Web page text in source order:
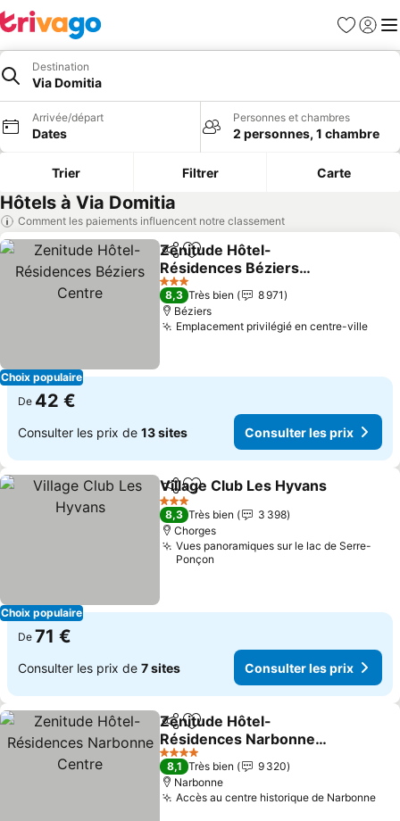
Favoris
Se
Destination
Via Domitia
Arrivée/départ
Dates
Personnes et chambres
2 personnes, 1 chambre
Trier Filtrer Carte
Hôtels à Via Domitia
Comment les paiements influencent notre classement
Choix populaire
PartagerAjouter à mes favoris
Zenitude Hôtel-
Résidences Béziers
Centre
Consulter les prix
3 Étoiles
8,3 Très bien
8 971
Béziers
Emplacement privilégié en centre-ville
De 42 €
Consulter les prix de 13 sites Consulter les prix
Choix populaire
PartagerAjouter à mes favoris
Village Club Les Hyvans
3 Étoiles
8,3 Très bien
3 398
Chorges
Vues panoramiques sur le lac de Serre-
Ponçon
De 71 €
Consulter les prix de 7 sites Consulter les prix
PartagerAjouter à mes favoris
Zenitude Hôtel-
Résidences Narbonne
Centre
Consulter les prix
4 Étoiles
8,1 Très bien
9 320
Narbonne
Accès au centre historique de Narbonne